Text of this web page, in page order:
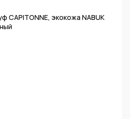
CAPITONNE, экокожа NABUK